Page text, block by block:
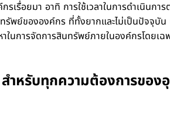
รื่อยมา อาทิ การใช้เวลาในการดำเนินก
พย์ขององค์กร ที่ทั้งยากและไม่เป็นปัจจุบั
ในการจัดการสินทรัพย์ภายในองค์กรโดยเฉ
ำหรับทุกความต้องการของ